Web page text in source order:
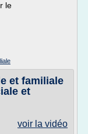
le
et familiale
et
voir la vidéo